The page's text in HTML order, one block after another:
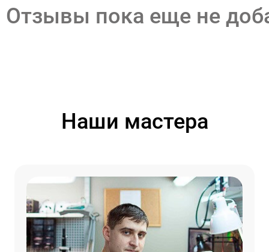
Отзывы пока еще не
Наши мастера